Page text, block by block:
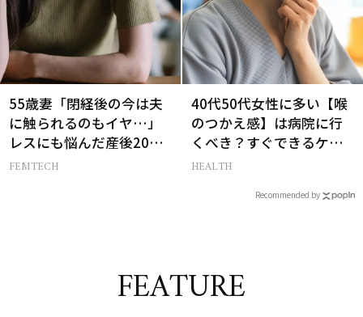
55歳妻「閉経後の今は夫
に触られるのもイヤ…」
レスにも悩んだ産後20年
の葛藤
FEMTECH
40代50代女性に多い【喉
のつかえ感】は病院に行
くべき？すぐできるケア5
選も！
HEALTH
Recommended by
FEATURE